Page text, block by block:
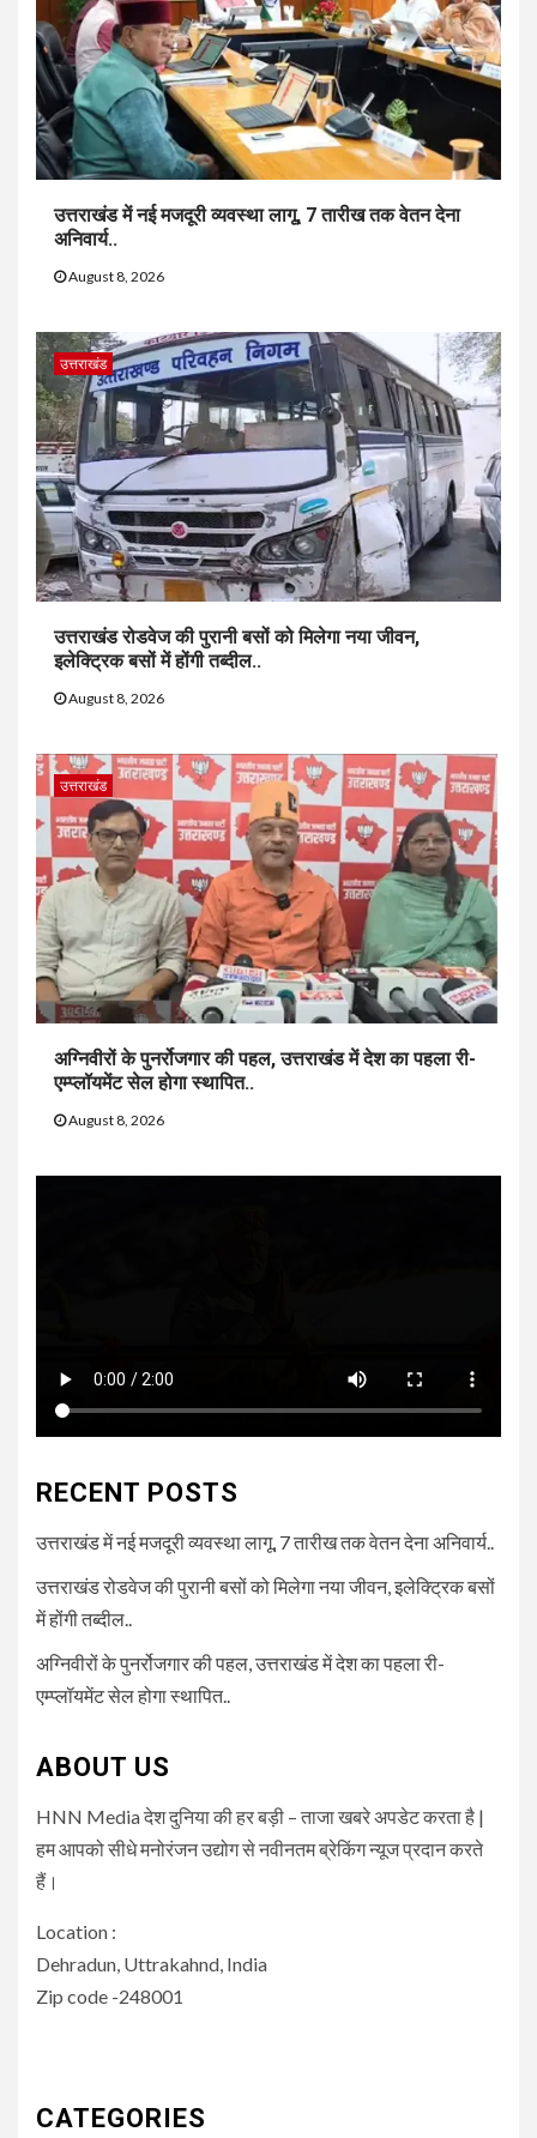
उत्तराखंड में नई मजदूरी व्यवस्था लागू, 7 तारीख तक वेतन देना
अनिवार्य..
August 8, 2026
उत्तराखंड
उत्तराखंड रोडवेज की पुरानी बसों को मिलेगा नया जीवन,
इलेक्ट्रिक बसों में होंगी तब्दील..
August 8, 2026
उत्तराखंड
अग्निवीरों के पुनर्रोजगार की पहल, उत्तराखंड में देश का पहला री-
एम्प्लॉयमेंट सेल होगा स्थापित..
August 8, 2026
RECENT POSTS
उत्तराखंड में नई मजदूरी व्यवस्था लागू, 7 तारीख तक वेतन देना अनिवार्य..
उत्तराखंड रोडवेज की पुरानी बसों को मिलेगा नया जीवन, इलेक्ट्रिक बसों
में होंगी तब्दील..
अग्निवीरों के पुनर्रोजगार की पहल, उत्तराखंड में देश का पहला री-
एम्प्लॉयमेंट सेल होगा स्थापित..
ABOUT US
HNN Media देश दुनिया की हर बड़ी – ताजा खबरे अपडेट करता है |
हम आपको सीधे मनोरंजन उद्योग से नवीनतम ब्रेकिंग न्यूज प्रदान करते
हैं।
Location :
Dehradun, Uttrakahnd, India
Zip code -248001
CATEGORIES